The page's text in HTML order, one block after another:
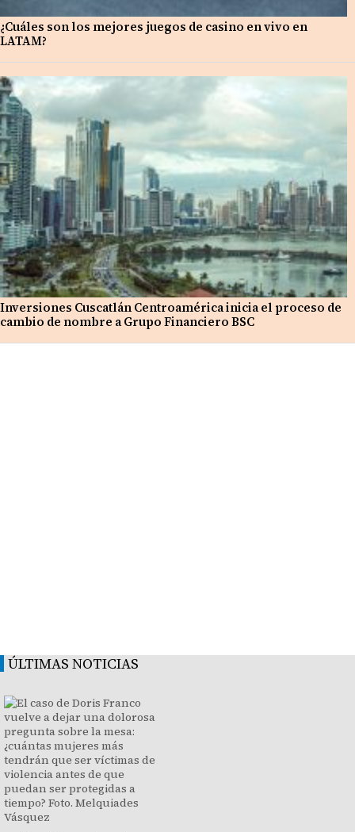
¿Cuáles son los mejores juegos de casino en vivo en
LATAM?
Inversiones Cuscatlán Centroamérica inicia el proceso de
cambio de nombre a Grupo Financiero BSC
ÚLTIMAS NOTICIAS